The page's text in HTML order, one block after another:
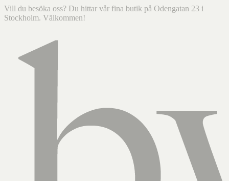
Vill du besöka oss? Du hittar vår fina butik på Odengatan 23 i
Stockholm. Välkommen!